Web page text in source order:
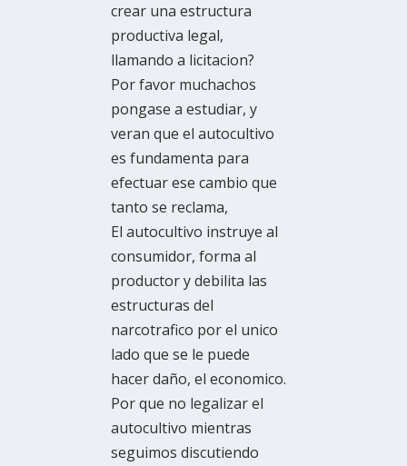
crear una estructura
productiva legal,
llamando a licitacion?
Por favor muchachos
pongase a estudiar, y
veran que el autocultivo
es fundamenta para
efectuar ese cambio que
tanto se reclama,
El autocultivo instruye al
consumidor, forma al
productor y debilita las
estructuras del
narcotrafico por el unico
lado que se le puede
hacer daño, el economico.
Por que no legalizar el
autocultivo mientras
seguimos discutiendo